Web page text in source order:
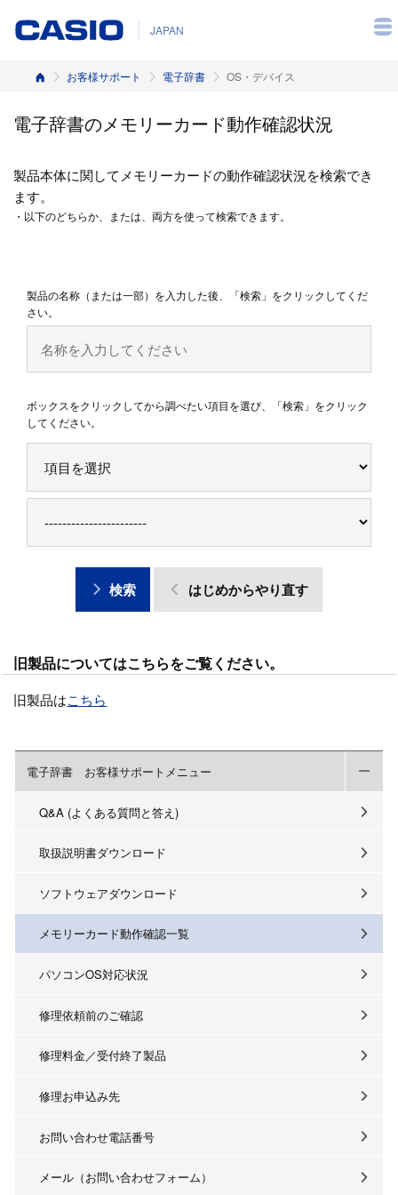
JAPAN
ホームお客様サポート 電子辞書 OS・デバイス
電子辞書のメモリーカード動作確認状況
製品本体に関してメモリーカードの動作確認状況を検索でき
ます。
・以下のどちらか、または、両方を使って検索できます。
製品の名称（または一部）を入力した後、「検索」をクリックしてくだ
さい。
ボックスをクリックしてから調べたい項目を選び、「検索」をクリック
してください。
検索 はじめからやり直す
旧製品についてはこちらをご覧ください。
旧製品はこちら
電子辞書 お客様サポートメニュー
Q&A (よくある質問と答え)
取扱説明書ダウンロード
ソフトウェアダウンロード
メモリーカード動作確認一覧
パソコンOS対応状況
修理依頼前のご確認
修理料金／受付終了製品
修理お申込み先
お問い合わせ電話番号
メール（お問い合わせフォーム）